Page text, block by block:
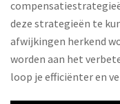
deze strategieën te
afwijkingen herkend
worden aan het
loop je efficiënter en